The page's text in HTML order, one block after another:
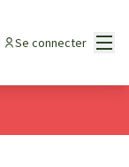
Se connecter